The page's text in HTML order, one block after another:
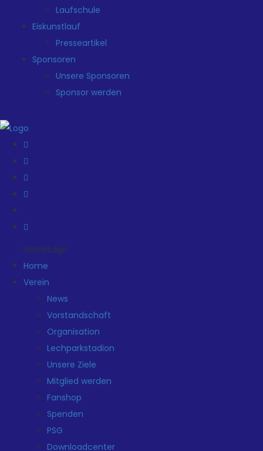
Laufschule
Eiskunstlauf
Presseartikel
Sponsoren
Unsere Sponsoren
Sponsor werden
HomeLogo
Home
Verein
News
Vorstandschaft
Organisation
Lechparkstadion
Unsere Ziele
Mitglied werden
Fanshop
Spenden
PSG
Downloadcenter